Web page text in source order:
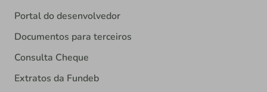
Portal do desenvolvedor
Documentos para terceiros
Consulta Cheque
Extratos da Fundeb